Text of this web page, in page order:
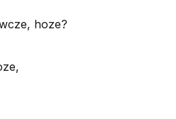
hoze?